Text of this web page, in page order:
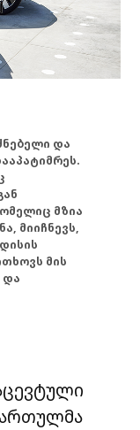
და
მზია
მიიჩნევს,
მის
და